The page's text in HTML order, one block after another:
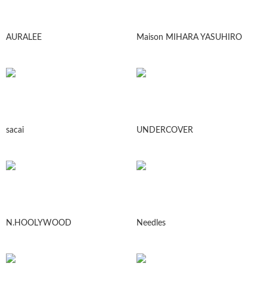
AURALEE Maison MIHARA YASUHIRO
sacai UNDERCOVER
N.HOOLYWOOD Needles